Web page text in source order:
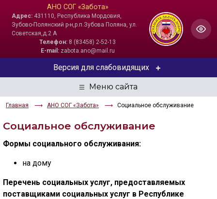
АНО СОГ «Забота»
Адрес: 431110, Республика Мордовия,
Зубово-Полянский р-н,р.п.Зубова Поляна, ул.
Советская,д.2 А
Телефон: 8 (83458) 2-52-13
E-mail:zabota.ano@mail.ru
Главная АНО СОГ «Забота» Социальное обслуживание
Версия для слабовидящих
ЦВЕТОВАЯ СХЕМА
Aa Aa
РАЗМЕР ТЕКСТА
Скрыть Ч/б
Социальное обслуживание
Формы социального обслуживания:
на дому
Перечень социальных услуг, предоставляемых
поставщиками социальных услуг в Республике